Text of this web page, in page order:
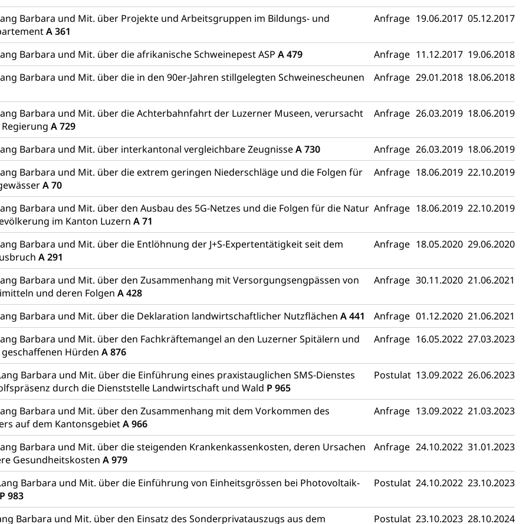
Barbara und Mit. über Projekte und Arbeitsgruppen im Bildungs- und
A 361
Anfrage 19.06.2017 05.12.2017
Barbara und Mit. über die afrikanische Schweinepest ASP A 479 Anfrage 11.12.2017 19.06.2018
Barbara und Mit. über die in den 90er-Jahren stillgelegten Schweinescheunen
Anfrage 29.01.2018 18.06.2018
Barbara und Mit. über die Achterbahnfahrt der Luzerner Museen, verursacht
A 729
Anfrage 26.03.2019 18.06.2019
Barbara und Mit. über interkantonal vergleichbare ZeugnisseA 730 Anfrage 26.03.2019 18.06.2019
Barbara und Mit. über die extrem geringen Niederschläge und die Folgen für
A 70
Anfrage 18.06.2019 22.10.2019
Barbara und Mit. über den Ausbau des 5G-Netzes und die Folgen für die Natur
im Kanton Luzern A 71
Anfrage 18.06.2019 22.10.2019
Barbara und Mit. über die Entlöhnung der J+S-Expertentätigkeit seit dem
A 291
Anfrage 18.05.2020 29.06.2020
Barbara und Mit. über den Zusammenhang mit Versorgungsengpässen von
und deren Folgen A 428
Anfrage 30.11.2020 21.06.2021
Barbara und Mit. über die Deklaration landwirtschaftlicher Nutzflächen A 441 Anfrage 01.12.2020 21.06.2021
Barbara und Mit. über den Fachkräftemangel an den Luzerner Spitälern und
Hürden A 876
Anfrage 16.05.2022 27.03.2023
Barbara und Mit. über die Einführung eines praxistauglichen SMS-Dienstes
durch die Dienststelle Landwirtschaft und Wald P 965
Postulat 13.09.2022 26.06.2023
Barbara und Mit. über den Zusammenhang mit dem Vorkommen des
auf dem KantonsgebietA 966
Anfrage 13.09.2022 21.03.2023
Barbara und Mit. über die steigenden Krankenkassenkosten, deren Ursachen
Gesundheitskosten A 979
Anfrage 24.10.2022 31.01.2023
Barbara und Mit. über die Einführung von Einheitsgrössen bei Photovoltaik-
P 983
Postulat 24.10.2022 23.10.2023
Barbara und Mit. über den Einsatz des Sonderprivatauszugs aus dem Postulat 23.10.2023 28.10.2024